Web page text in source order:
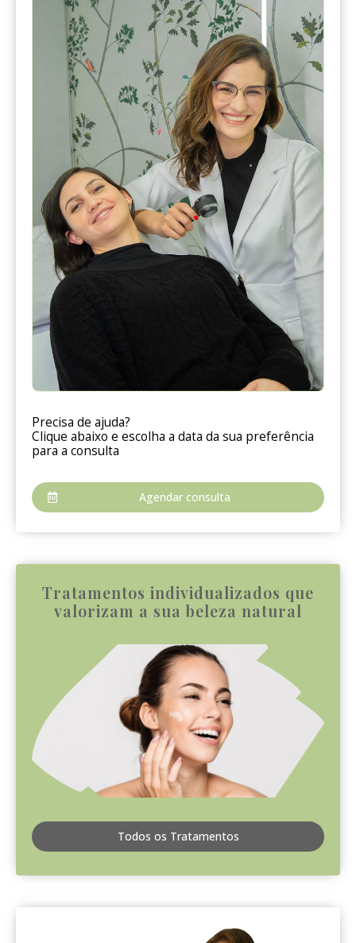
Precisa de ajuda?
Clique abaixo e escolha a data da sua preferência
para a consulta
Agendar consulta
Tratamentos individualizados que
valorizam a sua beleza natural
Todos os Tratamentos